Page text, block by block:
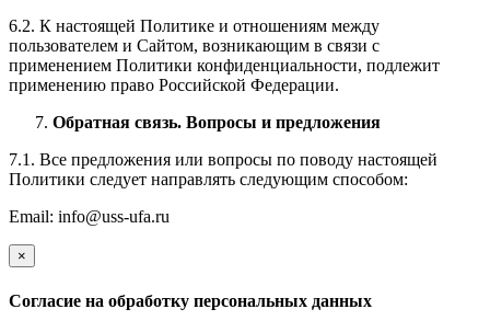
6.2. К настоящей Политике и отношениям между
пользователем и Сайтом, возникающим в связи с
применением Политики конфиденциальности, подлежит
применению право Российской Федерации.
Обратная связь. Вопросы и предложения
7.1. Все предложения или вопросы по поводу настоящей
Политики следует направлять следующим способом:
Email: info@uss-ufa.ru
×
Cогласие на обработку персональных данных